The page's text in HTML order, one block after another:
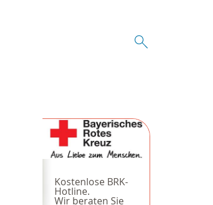
Kostenlose BRK-
Hotline.
Wir beraten Sie